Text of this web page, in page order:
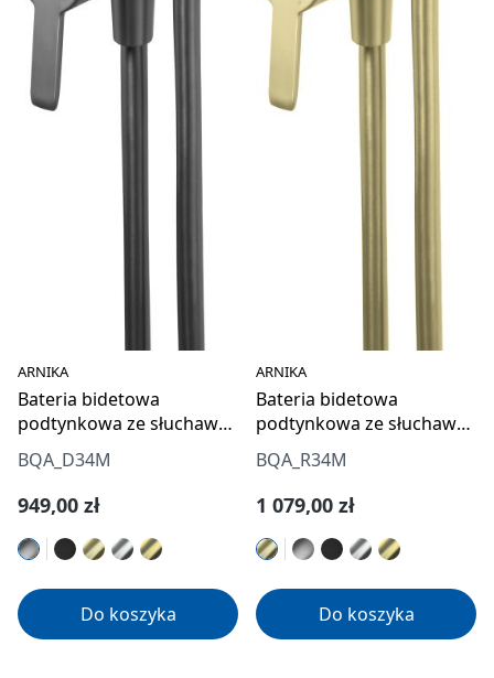
ARNIKA
Bateria bidetowa
podtynkowa ze słuchawką
typu bidetta
BQA_D34M
Cena regularna:
949,00 zł
Do koszyka
ARNIKA
Bateria bidetowa
podtynkowa ze słuchawką
typu bidetta
BQA_R34M
Cena regularna:
1 079,00 zł
Do koszyka